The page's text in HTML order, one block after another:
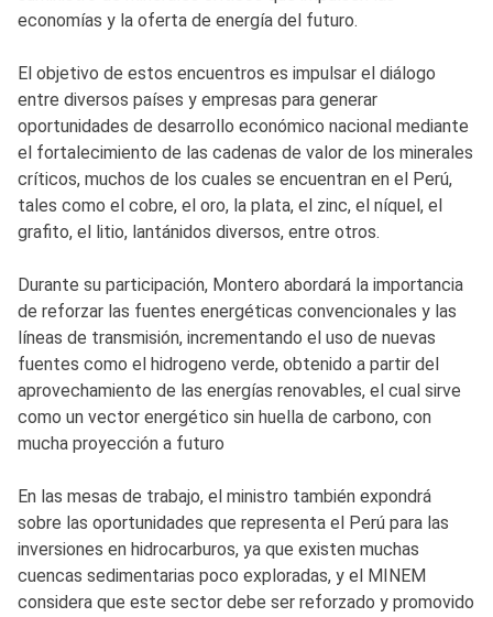
economías y la oferta de energía del futuro.
El objetivo de estos encuentros es impulsar el diálogo
entre diversos países y empresas para generar
oportunidades de desarrollo económico nacional mediante
el fortalecimiento de las cadenas de valor de los minerales
críticos, muchos de los cuales se encuentran en el Perú,
tales como el cobre, el oro, la plata, el zinc, el níquel, el
grafito, el litio, lantánidos diversos, entre otros.
Durante su participación, Montero abordará la importancia
de reforzar las fuentes energéticas convencionales y las
líneas de transmisión, incrementando el uso de nuevas
fuentes como el hidrogeno verde, obtenido a partir del
aprovechamiento de las energías renovables, el cual sirve
como un vector energético sin huella de carbono, con
mucha proyección a futuro
En las mesas de trabajo, el ministro también expondrá
sobre las oportunidades que representa el Perú para las
inversiones en hidrocarburos, ya que existen muchas
cuencas sedimentarias poco exploradas, y el MINEM
considera que este sector debe ser reforzado y promovido